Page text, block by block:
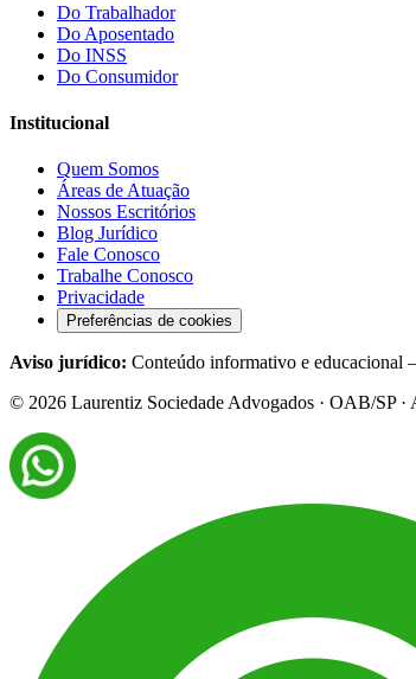
Do Trabalhador
Do Aposentado
Do INSS
Do Consumidor
Institucional
Quem Somos
Áreas de Atuação
Nossos Escritórios
Blog Jurídico
Fale Conosco
Trabalhe Conosco
Privacidade
Preferências de cookies
Aviso jurídico: Conteúdo informativo e educacional
© 2026 Laurentiz Sociedade Advogados · OAB/SP